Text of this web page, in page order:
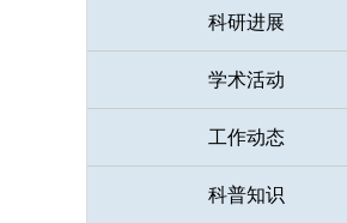
科研进展
学术活动
工作动态
科普知识